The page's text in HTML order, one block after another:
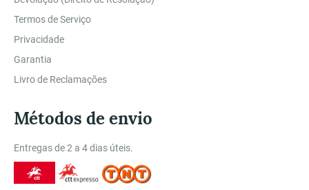
Termos de Serviço
Privacidade
Garantia
Livro de Reclamações
Métodos de envio
Entregas de 2 a 4 dias úteis.